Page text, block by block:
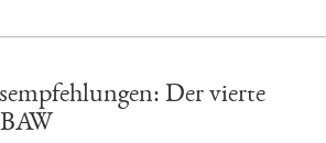
Der vierte